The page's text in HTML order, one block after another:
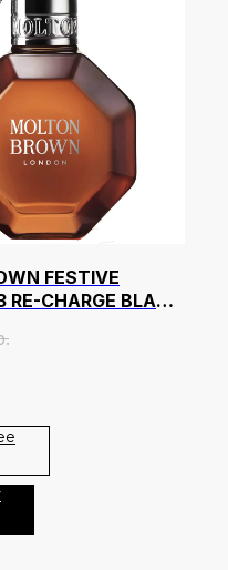
FESTIVE
CHARGE BLACK